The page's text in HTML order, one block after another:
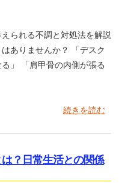
られる不調と対処法を解説
ありませんか？ 「デスク
」 「肩甲骨の内側が張る
続きを読む
？日常生活との関係